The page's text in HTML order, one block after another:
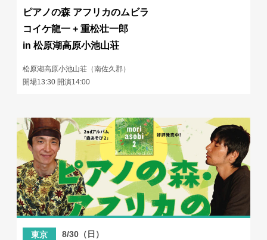
ピアノの森 アフリカのムビラ
コイケ龍一 + 重松壮一郎
in 松原湖高原小池山荘
松原湖高原小池山荘（南佐久郡）
開場13:30 開演14:00
東京 8/30（日）